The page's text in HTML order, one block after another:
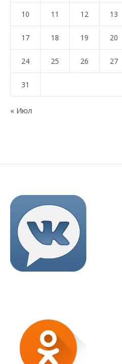
10 11 12 13
17 18 19 20
24 25 26 27
31
« Июл